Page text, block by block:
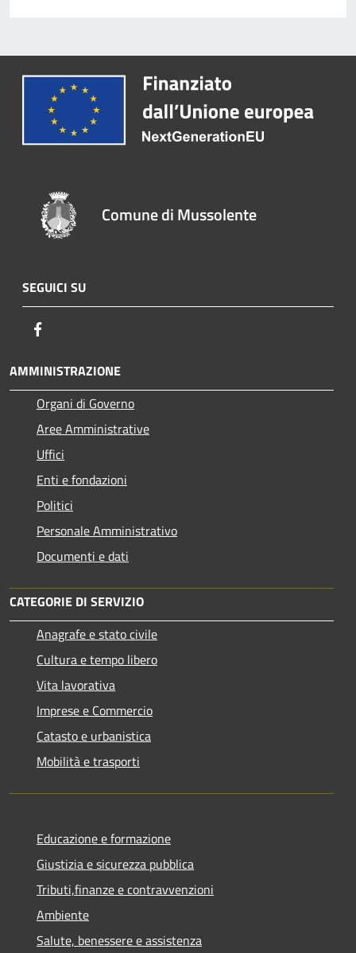
Comune di Mussolente
SEGUICI SU
AMMINISTRAZIONE
Organi di Governo
Aree Amministrative
Uffici
Enti e fondazioni
Politici
Personale Amministrativo
Documenti e dati
CATEGORIE DI SERVIZIO
Anagrafe e stato civile
Cultura e tempo libero
Vita lavorativa
Imprese e Commercio
Catasto e urbanistica
Mobilità e trasporti
Educazione e formazione
Giustizia e sicurezza pubblica
Tributi,finanze e contravvenzioni
Ambiente
Salute, benessere e assistenza